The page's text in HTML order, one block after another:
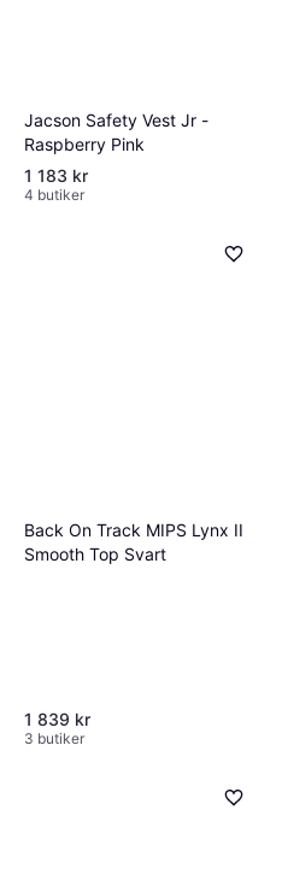
Jacson Safety Vest Jr -
Raspberry Pink
1 183 kr
4 butiker
Back On Track MIPS Lynx II
Smooth Top Svart
1 839 kr
3 butiker